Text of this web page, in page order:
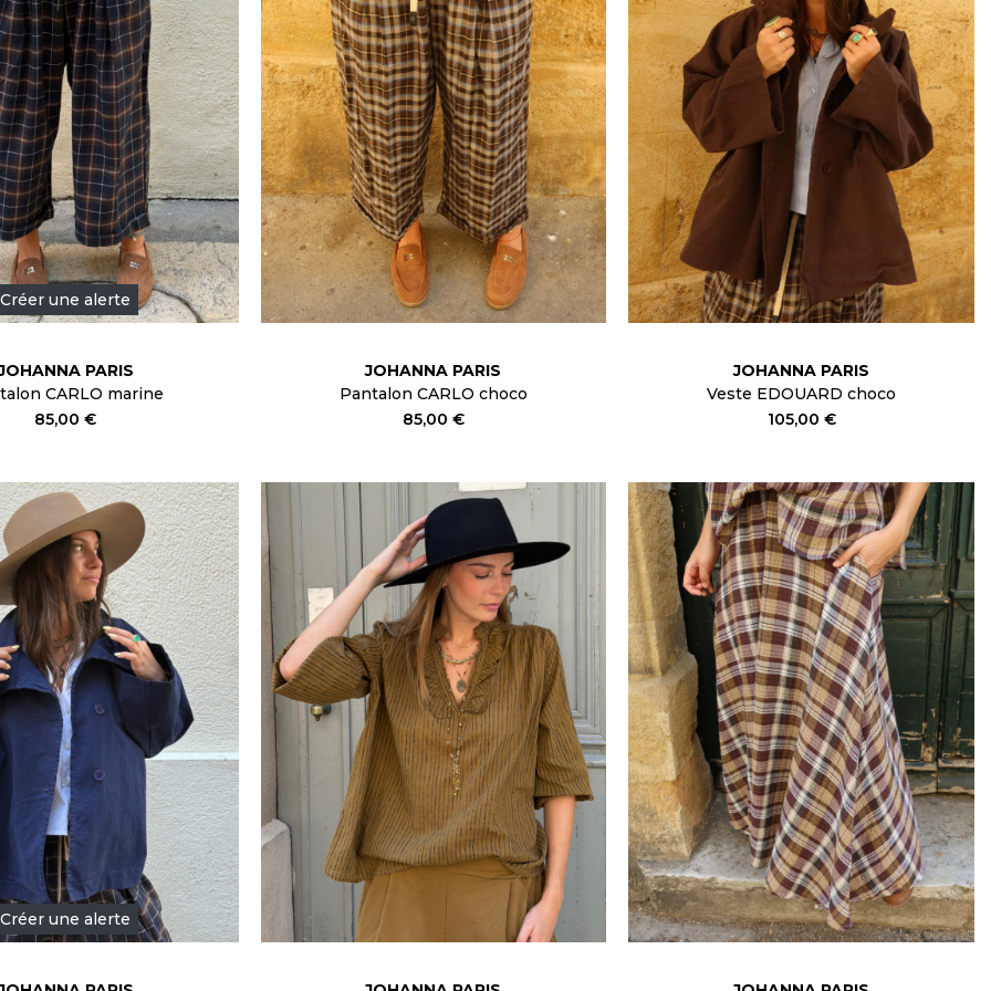
Créer une alerte
PARIS
CARLO marine
85,00 €
JOHANNA PARIS
Pantalon CARLO choco
85,00 €
JOHANNA PARIS
Veste EDOUARD choco
105,00 €
Créer une alerte